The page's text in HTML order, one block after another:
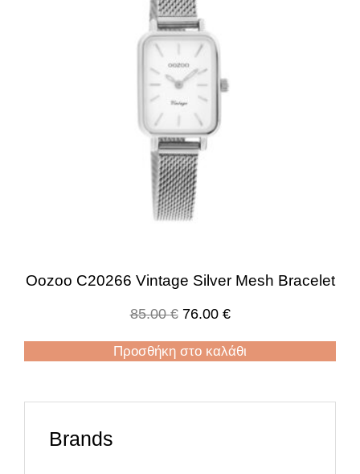
Oozoo C20266 Vintage Silver Mesh Bracelet
85.00€ 76.00 €
Προσθήκη στο καλάθι
Brands